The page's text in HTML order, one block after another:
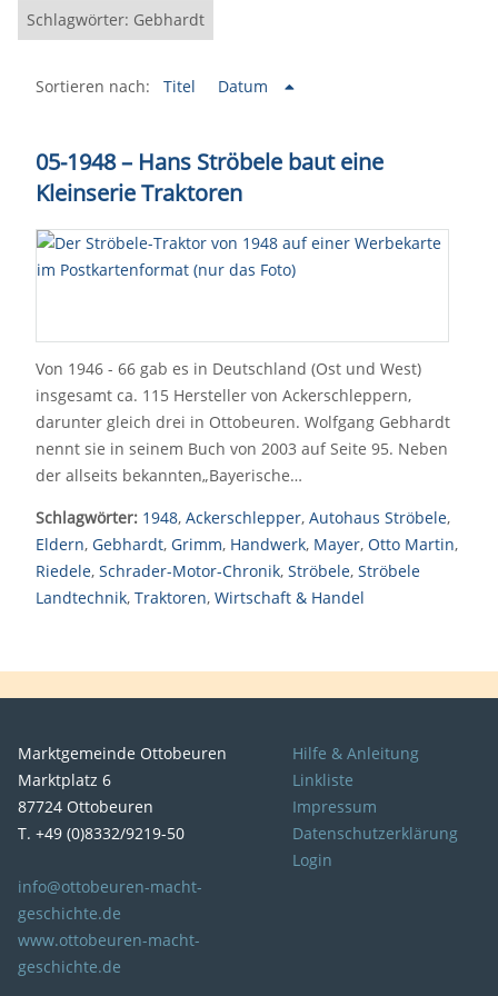
Schlagwörter: Gebhardt
Sortieren nach: Titel Datum
05-1948– Hans Ströbele baut eine
Kleinserie Traktoren
Von 1946 - 66 gab es in Deutschland (Ost und West)
insgesamt ca. 115 Hersteller von Ackerschleppern,
darunter gleich drei in Ottobeuren. Wolfgang Gebhardt
nennt sie in seinem Buch von 2003 auf Seite 95. Neben
der allseits bekannten„Bayerische…
Schlagwörter: 1948, Ackerschlepper, Autohaus Ströbele,
Eldern, Gebhardt, Grimm, Handwerk, Mayer, Otto Martin,
Riedele, Schrader-Motor-Chronik, Ströbele, Ströbele
Landtechnik, Traktoren, Wirtschaft & Handel
Marktgemeinde Ottobeuren
Marktplatz 6
87724 Ottobeuren
T. +49 (0)8332/9219-50
info@ottobeuren-macht-
geschichte.de
www.ottobeuren-macht-
geschichte.de
Hilfe & Anleitung
Linkliste
Impressum
Datenschutzerklärung
Login